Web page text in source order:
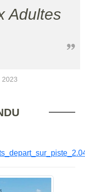
Adultes
2023